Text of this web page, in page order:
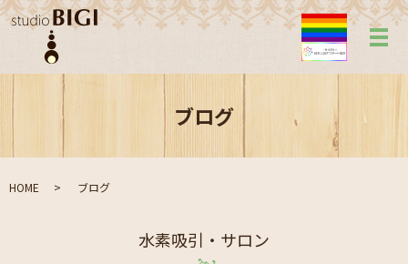
メ
ブログ
HOME ブログ
水素吸引・サロン